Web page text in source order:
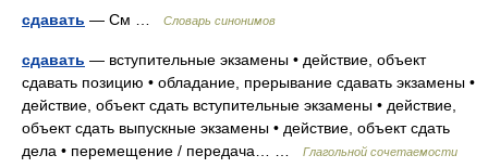
сдавать — См … Словарь синонимов
сдавать — вступительные экзамены • действие, объект
сдавать позицию • обладание, прерывание сдавать экзамены •
действие, объект сдать вступительные экзамены • действие,
объект сдать выпускные экзамены • действие, объект сдать
дела • перемещение / передача… …
Глагольной сочетаемости